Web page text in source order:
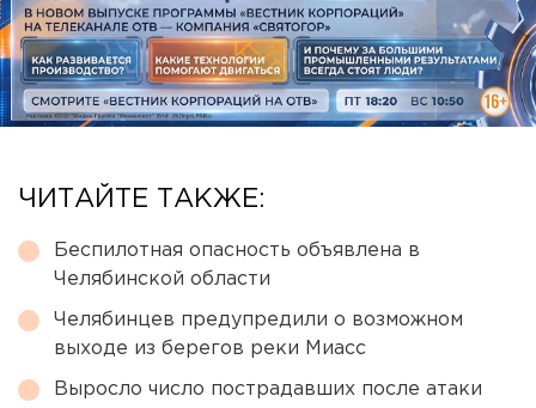
ЧИТАЙТЕ ТАКЖЕ:
Беспилотная опасность объявлена в
Челябинской области
Челябинцев предупредили о возможном
выходе из берегов реки Миасс
Выросло число пострадавших после атаки